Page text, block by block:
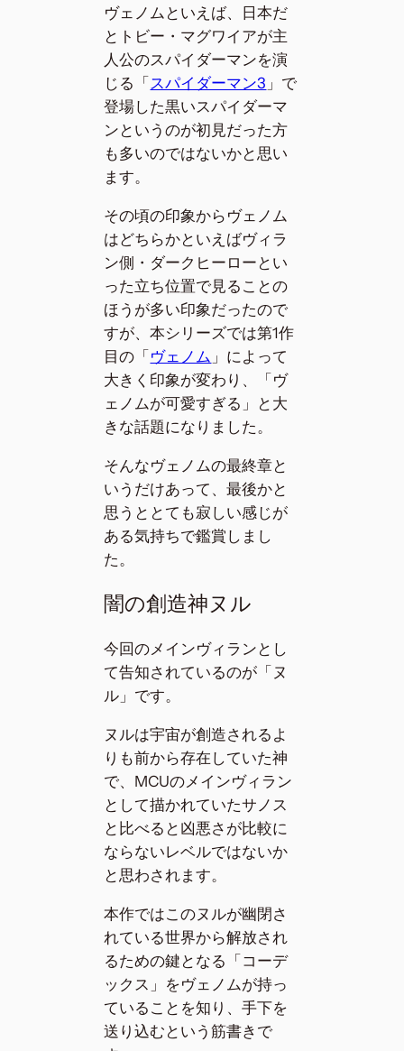
ヴェノムといえば、日本だ
とトビー・マグワイアが主
人公のスパイダーマンを演
じる「 スパイダーマン3 」で
登場した黒いスパイダーマ
ンというのが初見だった方
も多いのではないかと思い
ます。
その頃の印象からヴェノム
はどちらかといえばヴィラ
ン側・ダークヒーローとい
った立ち位置で見ることの
ほうが多い印象だったので
すが、本シリーズでは第1作
目の「 ヴェノム 」によって
大きく印象が変わり、「ヴ
ェノムが可愛すぎる」と大
きな話題になりました。
そんなヴェノムの最終章と
いうだけあって、最後かと
思うととても寂しい感じが
ある気持ちで鑑賞しまし
た。
闇の創造神ヌル
今回のメインヴィランとし
て告知されているのが「ヌ
ル」です。
ヌルは宇宙が創造されるよ
りも前から存在していた神
で、MCUのメインヴィラン
として描かれていたサノス
と比べると凶悪さが比較に
ならないレベルではないか
と思わされます。
本作ではこのヌルが幽閉さ
れている世界から解放され
るための鍵となる「コーデ
ックス」をヴェノムが持っ
ていることを知り、手下を
送り込むという筋書きで